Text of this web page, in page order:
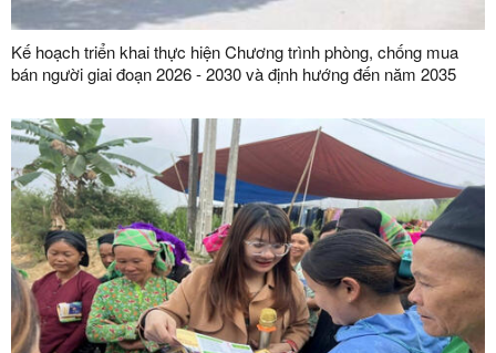
Kế hoạch triển khai thực hiện Chương trình phòng, chống mua
bán người giai đoạn 2026 - 2030 và định hướng đến năm 2035